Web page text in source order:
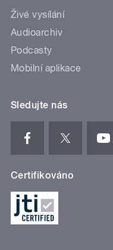
Živé vysílání
Audioarchiv
Podcasty
Mobilní aplikace
Sledujte nás
Certifikováno